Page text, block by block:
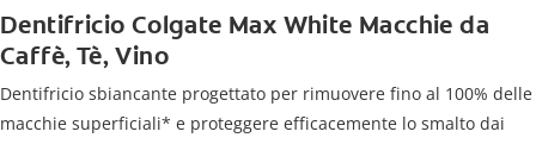
Dentifricio Colgate Max White Macchie da
Caffè, Tè, Vino
Dentifricio sbiancante progettato per rimuovere fino al 100% delle
macchie superficiali* e proteggere efficacemente lo smalto dai